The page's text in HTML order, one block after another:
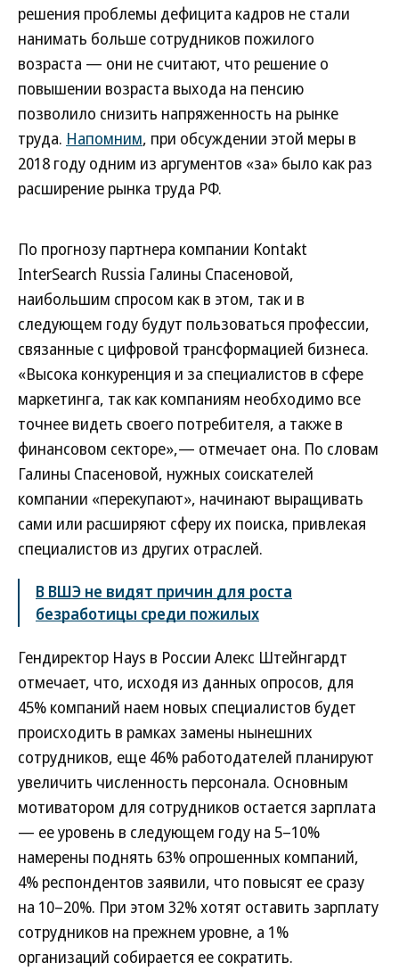
решения проблемы дефицита кадров не стали
нанимать больше сотрудников пожилого
возраста — они не считают, что решение о
повышении возраста выхода на пенсию
позволило снизить напряженность на рынке
труда. Напомним, при обсуждении этой меры в
2018 году одним из аргументов «за» было как раз
расширение рынка труда РФ.
По прогнозу партнера компании Kontakt
InterSearch Russia Галины Спасеновой,
наибольшим спросом как в этом, так и в
следующем году будут пользоваться профессии,
связанные с цифровой трансформацией бизнеса.
«Высока конкуренция и за специалистов в сфере
маркетинга, так как компаниям необходимо все
точнее видеть своего потребителя, а также в
финансовом секторе»,— отмечает она. По словам
Галины Спасеновой, нужных соискателей
компании «перекупают», начинают выращивать
сами или расширяют сферу их поиска, привлекая
специалистов из других отраслей.
В ВШЭ не видят причин для роста
безработицы среди пожилых
Гендиректор Hays в России Алекс Штейнгардт
отмечает, что, исходя из данных опросов, для
45% компаний наем новых специалистов будет
происходить в рамках замены нынешних
сотрудников, еще 46% работодателей планируют
увеличить численность персонала. Основным
мотиватором для сотрудников остается зарплата
— ее уровень в следующем году на 5–10%
намерены поднять 63% опрошенных компаний,
4% респондентов заявили, что повысят ее сразу
на 10–20%. При этом 32% хотят оставить зарплату
сотрудников на прежнем уровне, а 1%
организаций собирается ее сократить.